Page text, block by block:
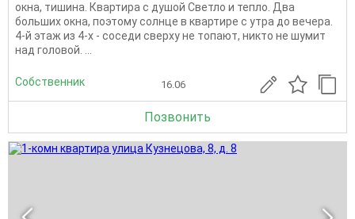
окна, тишина. Квартира с душой Светло и тепло. Два
больших окна, поэтому солнце в квартире с утра до вечера.
4-й этаж из 4-х - соседи сверху не топают, никто не шумит
над головой. ...
Собственник 16.06
Позвонить